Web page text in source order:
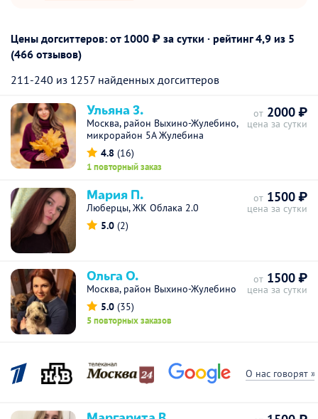
Цены догситтеров: от 1000 ₽ за сутки · рейтинг4,9 из 5
(466 отзывов)
211-240 из 1257 найденных догситтеров
Ульяна З.
Москва, район Выхино-Жулебино,
микрорайон 5А Жулебина
4.8 (16)
1 повторный заказ
от 2000 ₽
цена за сутки
Мария П.
Люберцы, ЖК Облака 2.0
5.0 (2)
от 1500 ₽
цена за сутки
Ольга О.
Москва, район Выхино-Жулебино
5.0 (35)
5 повторных заказов
от 1500 ₽
цена за сутки
О нас говорят »